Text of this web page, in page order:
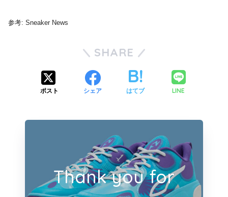
参考: Sneaker News
SHARE
ポスト シェア はてブ LINE
Thank you for